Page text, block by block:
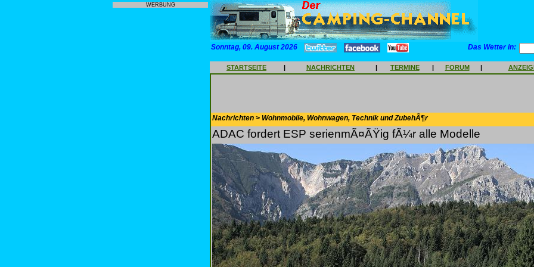
WERBUNG
Sonntag, 09. August 2026 Das Wetter in:
STARTSEITE | NACHRICHTEN | TERMINE | FORUM |
Nachrichten > Wohnmobile, Wohnwagen, Technik und ZubehÃ¶r
ADAC fordert ESP serienmÃ¤ÃŸig fÃ¼r alle Modelle